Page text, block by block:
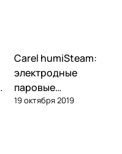
Увлажнение
Carel humiSteam:
электродные
паровые
увлажнители —
19 октября 2019